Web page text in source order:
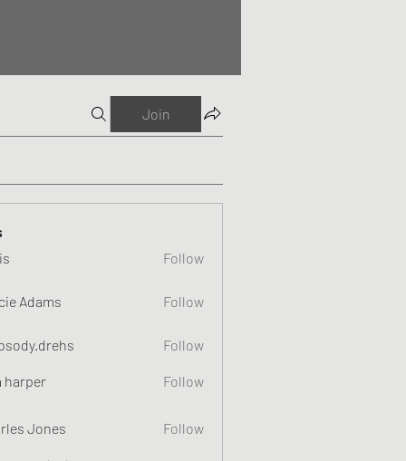
Join
Follow
Adams Follow
Follow
harper Follow
Jones Follow